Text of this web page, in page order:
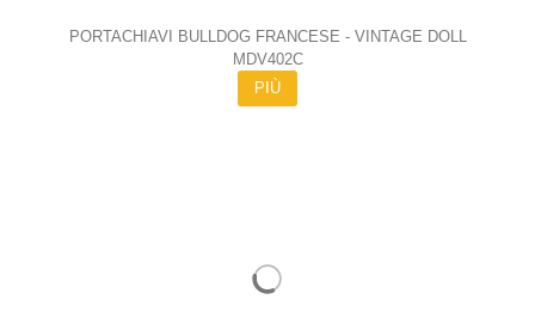
PORTACHIAVI BULLDOG FRANCESE - VINTAGE DOLL
MDV402C
PIÙ